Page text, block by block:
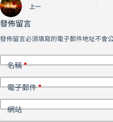
上一
發佈留言
發佈留言必須填寫的電子郵件地址不會
名稱*
電子郵件*
網站